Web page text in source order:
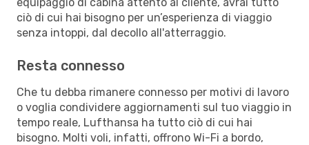
ciò di cui hai bisogno per un’esperienza di viaggio
senza intoppi, dal decollo all'atterraggio.
Resta connesso
Che tu debba rimanere connesso per motivi di lavoro
o voglia condividere aggiornamenti sul tuo viaggio in
tempo reale, Lufthansa ha tutto ciò di cui hai
bisogno. Molti voli, infatti, offrono Wi-Fi a bordo,